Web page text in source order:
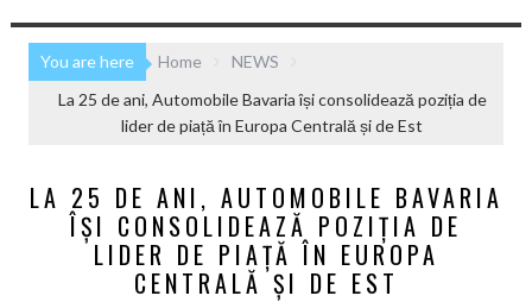
You are here Home
NEWS
La 25 de ani, Automobile Bavaria își consolidează poziția de
lider de piață în Europa Centrală și de Est
LA 25 DE ANI, AUTOMOBILE BAVARIA
ÎȘI CONSOLIDEAZĂ POZIȚIA DE
LIDER DE PIAȚĂ ÎN EUROPA
CENTRALĂ ȘI DE EST